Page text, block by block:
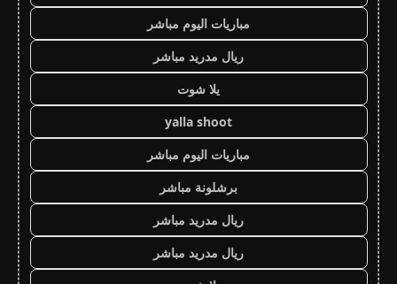
مباريات اليوم مباشر
ريال مدريد مباشر
يلا شوت
yalla shoot
مباريات اليوم مباشر
برشلونة مباشر
ريال مدريد مباشر
ريال مدريد مباشر